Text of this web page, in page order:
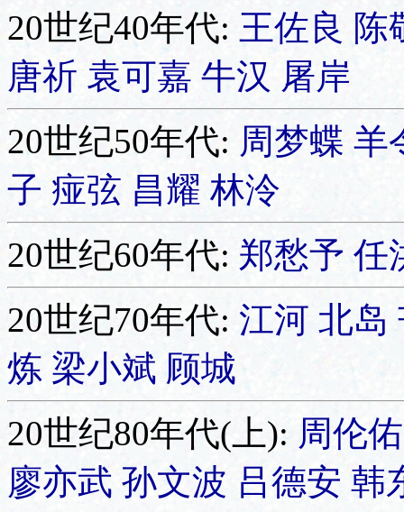
20世纪40年代: 王佐良 陈
唐祈 袁可嘉 牛汉 屠岸
20世纪50年代: 周梦蝶羊
子 痖弦 昌耀 林泠
20世纪60年代: 郑愁予任
20世纪70年代: 江河 北岛
炼 梁小斌顾城
20世纪80年代(上): 周伦
廖亦武 孙文波 吕德安 韩